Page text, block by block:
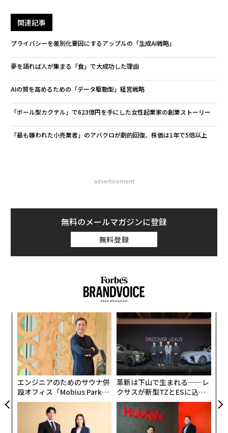
関連記事
プライバシーを差別化要因にするアップルの「生成AI戦略」
夢を語れば人が集まる「食」で大成功した理由
AIの質を高めるための「データ駆動型」経営戦略
「ボール型カクテル」で623億円を手にした女性起業家の創業ストーリー
「最も嫌われた小売業者」のアバクロが劇的回復、株価は1年で5倍以上
advertisement
無料のメールマガジンに登録
無料登録
エンジニアのためのサウナ併
設オフィス「Mobius Park」
がオープン──タマディック
が健康経営を徹底する理由
革新は下山で生まれる──レ
クサスが新型TZとESに込め
た「DISCOVER」の哲学